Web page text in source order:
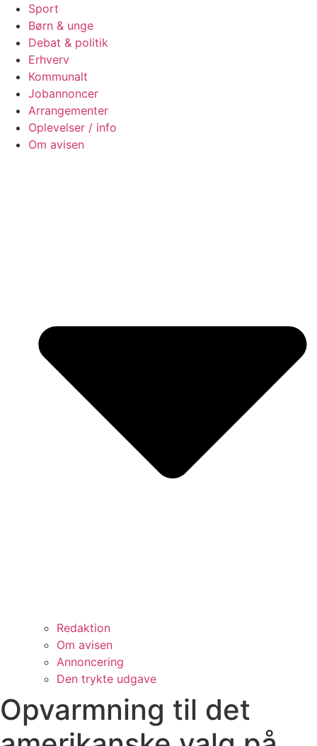
Sport
Børn & unge
Debat & politik
Erhverv
Kommunalt
Jobannoncer
Arrangementer
Oplevelser / info
Om avisen
Redaktion
Om avisen
Annoncering
Den trykte udgave
Opvarmning til det